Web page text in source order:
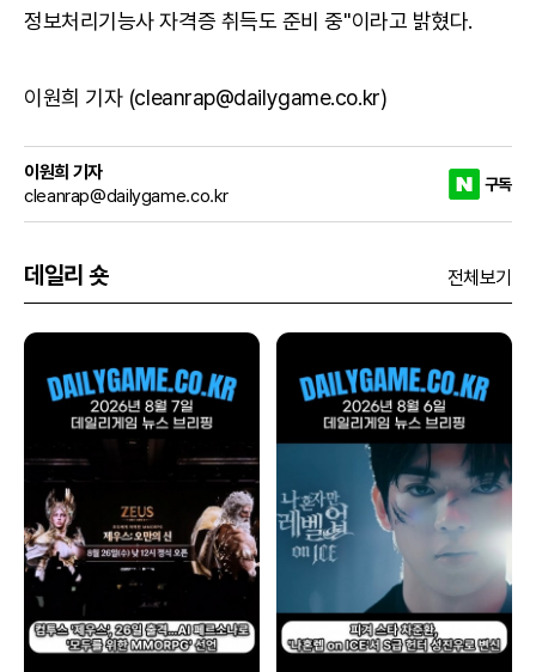
정보처리기능사 자격증 취득도 준비 중"이라고 밝혔다.
이원희 기자 (cleanrap@dailygame.co.kr)
이원희 기자
cleanrap@dailygame.co.kr
구독
데일리 숏 전체보기